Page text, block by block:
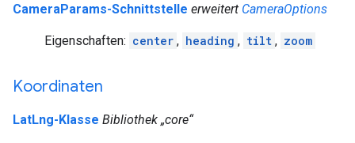
CameraParams-Schnittstelle erweitert CameraOptions
Eigenschaften: center , heading , tilt , zoom
Koordinaten
LatLng-Klasse Bibliothek „core“